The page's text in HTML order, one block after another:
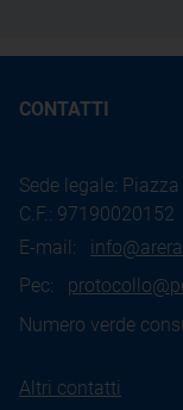
CONTATTI
Sede legale:
C.F.: 97190020152
E-mail:
Pec:
Numero verde
Altri contatti